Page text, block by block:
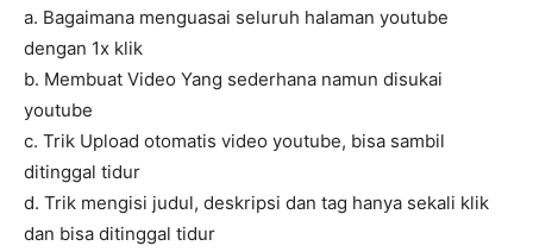
a. Bagaimana menguasai seluruh halaman youtube
dengan 1x klik
b. Membuat Video Yang sederhana namun disukai
youtube
c. Trik Upload otomatis video youtube, bisa sambil
ditinggal tidur
d. Trik mengisi judul, deskripsi dan tag hanya sekali klik
dan bisa ditinggal tidur